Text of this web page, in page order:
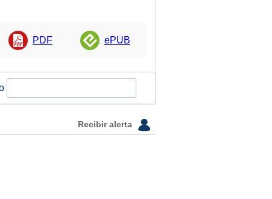
PDF ePUB
Recibir alerta